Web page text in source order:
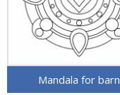
Mandala for barn